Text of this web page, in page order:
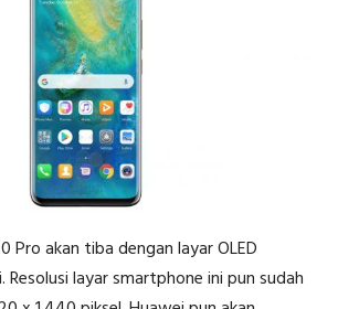
Pro akan tiba dengan layar OLED
Resolusi layar smartphone ini pun sudah